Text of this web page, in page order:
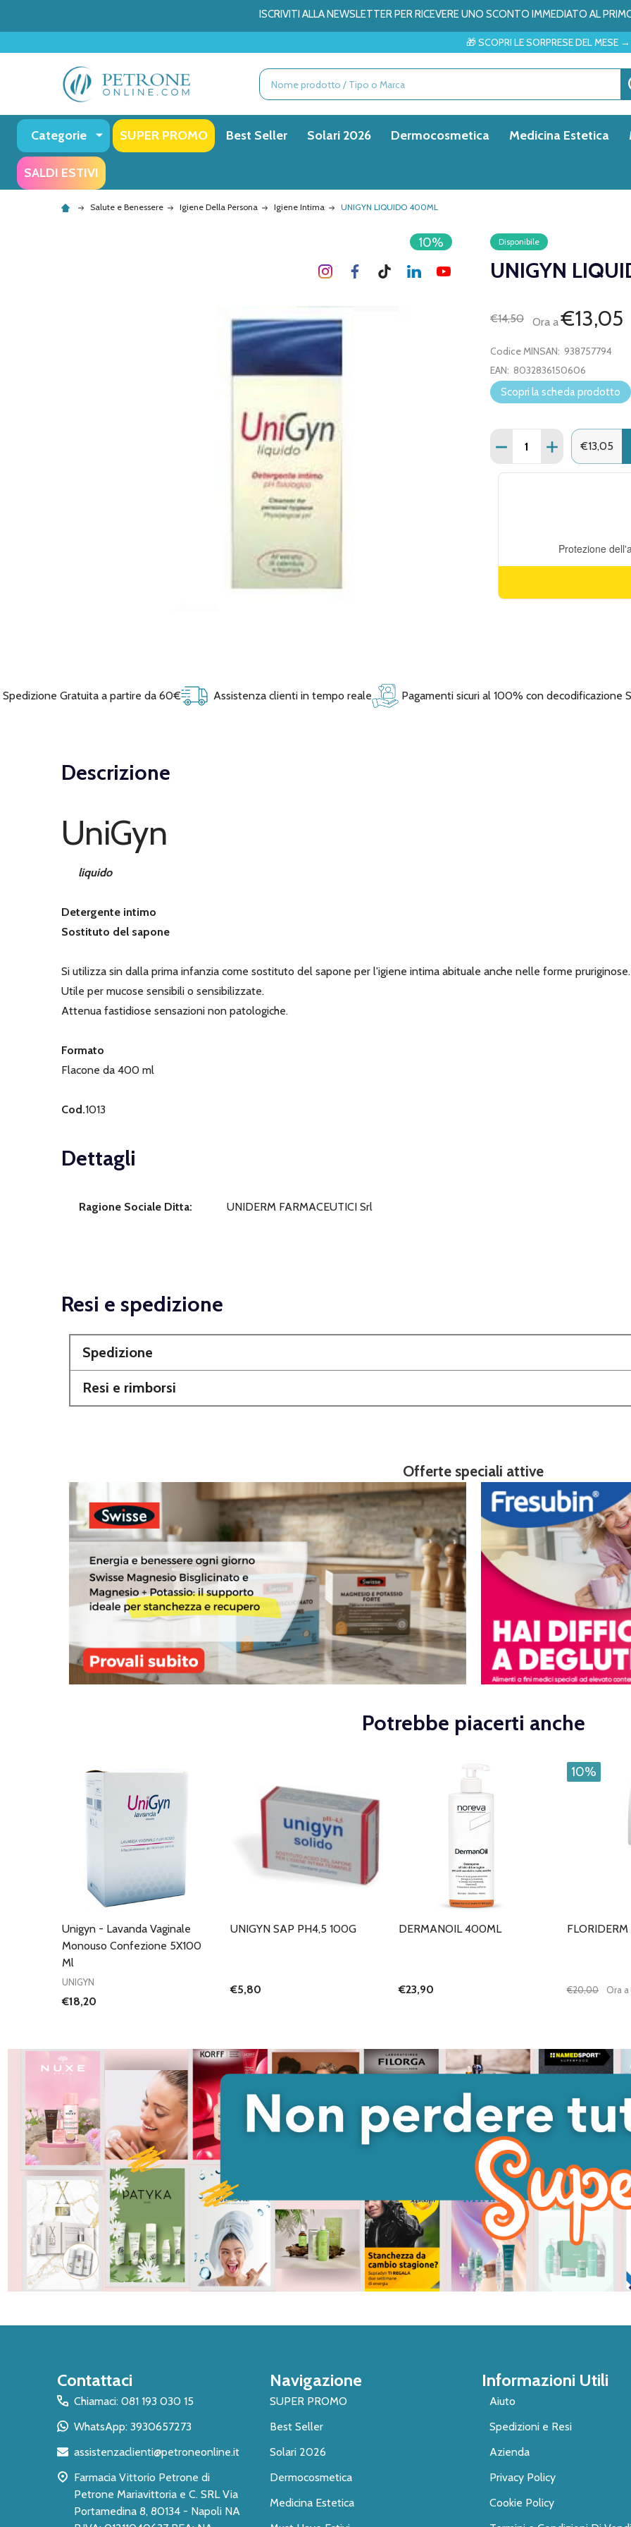
ISCRIVITI ALLA NEWSLETTER PER RICEVERE UNO SCONTO IMMEDIATO AL
🎁 SCOPRI LE SORPRESE DEL MESE → ✨
Ricerca
Categorie SUPER PROMO Best Seller Solari 2026 Dermocosmetica Medicina Estetica
SALDI ESTIVI
Salute e Benessere Igiene Della Persona Igiene Intima UNIGYN LIQUIDO 400ML
Disponibile
UNIGYN
€14,50 Ora a€13,05
10%
Codice MINSAN: 938757794
EAN: 8032836150606
Scopri la scheda prodotto
Quantità:
DIMINUISCI QUANTITÀ
AUMENTA
€13,05
Spedizione Gratuita a partire da 60€ Assistenza clienti in tempo reale Pagamenti sicuri al 100% con decodificazione
Descrizione
UniGyn
liquido
Detergente intimo
Sostituto del sapone
Si utilizza sin dalla prima infanzia come sostituto del sapone per l'igiene intima abituale anche nelle forme pruriginose.
Utile per mucose sensibili o sensibilizzate.
Attenua fastidiose sensazioni non patologiche.
Formato
Flacone da 400 ml
Cod.1013
Dettagli
Ragione Sociale Ditta: UNIDERM FARMACEUTICI Srl
Resi e spedizione
Spedizione
Resi e rimborsi
Offerte speciali attive
Potrebbe piacerti anche
Unigyn - Lavanda Vaginale
Monouso Confezione 5X100
Ml
UNIGYN
€18,20
UNIGYN SAP PH4,5 100G
€5,80
DERMANOIL 400ML
€23,90
10%
€20,00 Ora a
Contattaci
Chiamaci: 081 193 030 15
WhatsApp: 3930657273
assistenzaclienti@petroneonline.it
Farmacia Vittorio Petrone di
Petrone Mariavittoria e C. SRL Via
Portamedina 8, 80134 - Napoli NA
Navigazione
SUPER PROMO
Best Seller
Solari 2026
Dermocosmetica
Medicina Estetica
Informazioni Utili
Aiuto
Spedizioni e Resi
Azienda
Privacy Policy
Cookie Policy